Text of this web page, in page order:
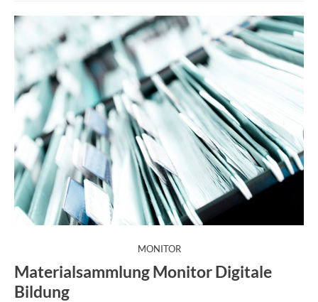
MONITOR:
Materialsammlung Monitor Digitale
Bildung